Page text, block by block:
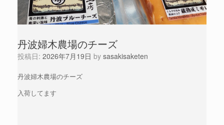
丹波婦木農場のチーズ
投稿日: 2026年7月19日 by sasakisaketen
丹波婦木農場のチーズ
入荷してます